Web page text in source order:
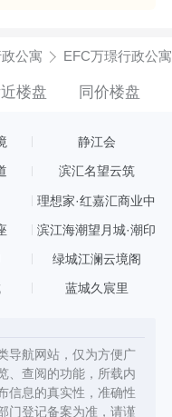
公寓 EFC万璟行政公
楼盘 同价楼盘
静江会
滨汇名望云筑
理想家·红嘉汇商业中
滨江海潮望月城·潮印
绿城江澜云境阁
蓝城久宸里
导航网站，仅为方便广
、查阅的功能，所载内
信息的真实性，准确性
门登记备案为准，请谨